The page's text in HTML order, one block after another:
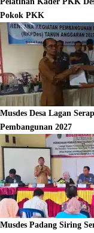
Pokok PKK
Musdes Desa Lagan
Pembangunan 2027
Musdes Padang Siring